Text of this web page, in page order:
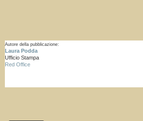
Autore della pubblicazione:
Laura Podda
Ufficio Stampa
Red Office